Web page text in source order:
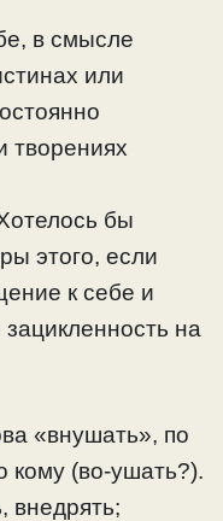
в смысле
или
творениях
бы
этого, если
к себе и
на
«внушать», по
кому (во-ушать?).
внедрять;